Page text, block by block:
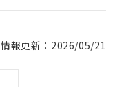
情報更新：2026/05/21